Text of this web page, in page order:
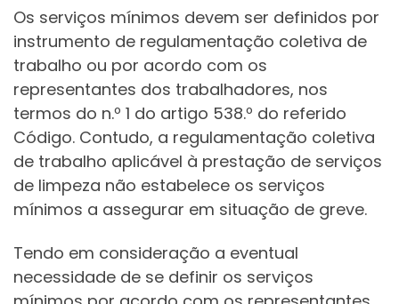
Os serviços mínimos devem ser definidos por
instrumento de regulamentação coletiva de
trabalho ou por acordo com os
representantes dos trabalhadores, nos
termos do n.º 1 do artigo 538.º do referido
Código. Contudo, a regulamentação coletiva
de trabalho aplicável à prestação de serviços
de limpeza não estabelece os serviços
mínimos a assegurar em situação de greve.
Tendo em consideração a eventual
necessidade de se definir os serviços